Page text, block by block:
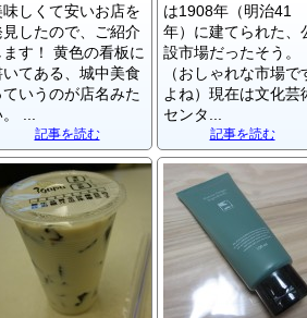
味しくて安いお店を
見したので、ご紹介
ます！ 黄色の看板に
いてある、城中美食
ていうのが店名みた
...
記事を読む
は1908年（明治41
年）に建てられた、
設市場だったそう。
（おしゃれな市場で
よね）現在は文化芸
センタ...
記事を読む